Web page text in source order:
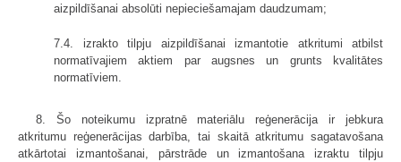
aizpildīšanai absolūti nepieciešamajam daudzumam;
7.4. izrakto tilpju aizpildīšanai izmantotie atkritumi atbilst
normatīvajiem aktiem par augsnes un grunts kvalitātes
normatīviem.
8. Šo noteikumu izpratnē materiālu reģenerācija ir jebkura
atkritumu reģenerācijas darbība, tai skaitā atkritumu sagatavošana
atkārtotai izmantošanai, pārstrāde un izmantošana izraktu tilpju